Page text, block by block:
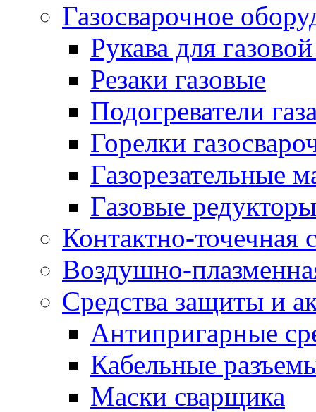
Газосварочное
Рукава для
Резаки газовые
Подогреватели
Горелки
Газорезательные
Газовые редукторы
Контактно-точечная
Воздушно-
Средства защиты и
Антипригарные
Кабельные
Маски сварщика